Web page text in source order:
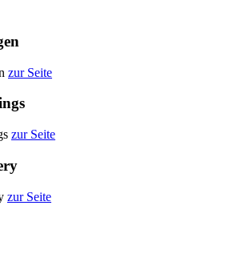
zur Seite
zur Seite
zur Seite